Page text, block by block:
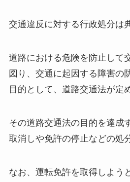
交通違反に対する行政処分は
道路における危険を防止して
図り、交通に起因する障害の
目的として、道路交通法が定
その道路交通法の目的を達成
取消しや免許の停止などの処
なお、運転免許を取得しよう